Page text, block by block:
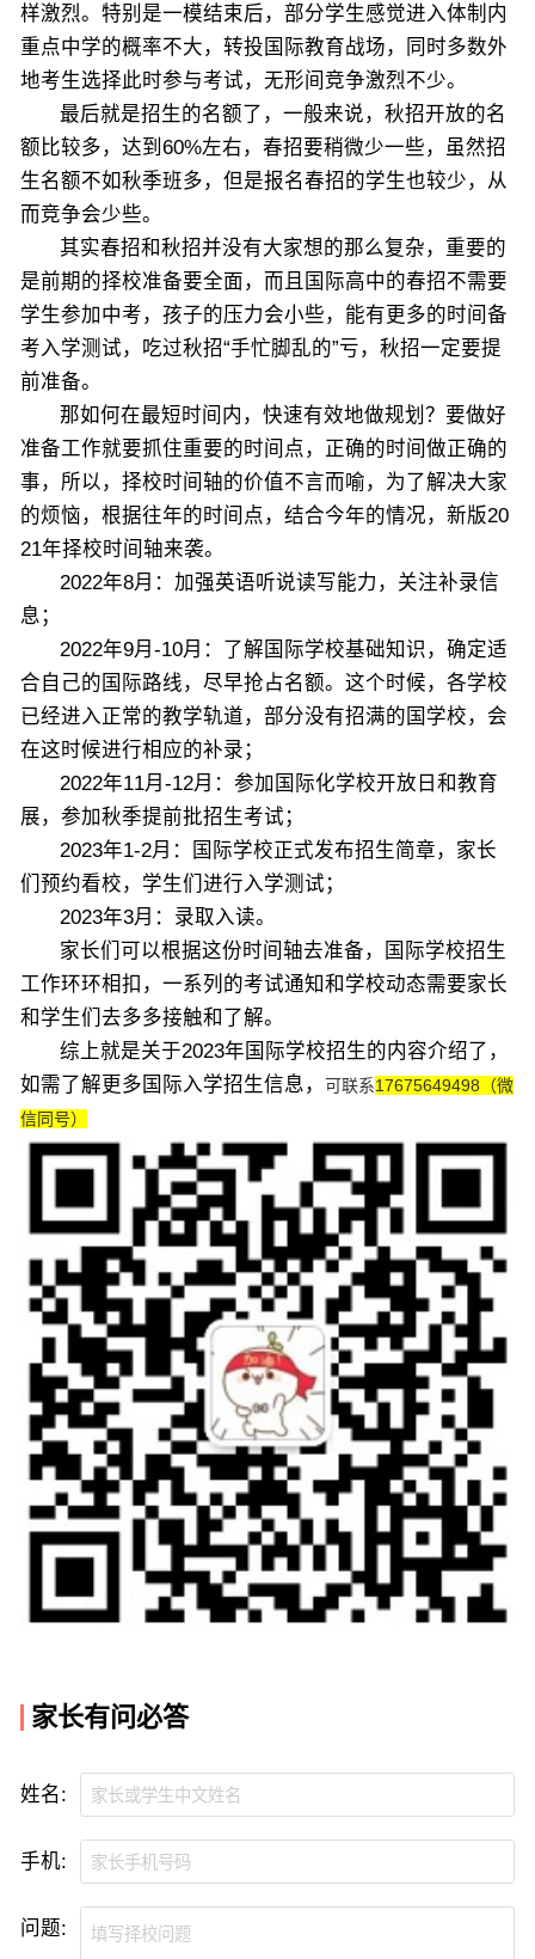
样激烈。特别是一模结束后，部分学生感觉进入体制内
重点中学的概率不大，转投国际教育战场，同时多数外
地考生选择此时参与考试，无形间竞争激烈不少。
最后就是招生的名额了，一般来说，秋招开放的名
额比较多，达到60%左右，春招要稍微少一些，虽然招
生名额不如秋季班多，但是报名春招的学生也较少，从
而竞争会少些。
其实春招和秋招并没有大家想的那么复杂，重要的
是前期的择校准备要全面，而且国际高中的春招不需要
学生参加中考，孩子的压力会小些，能有更多的时间备
考入学测试，吃过秋招“手忙脚乱的”亏，秋招一定要提
前准备。
那如何在最短时间内，快速有效地做规划？要做好
准备工作就要抓住重要的时间点，正确的时间做正确的
事，所以，择校时间轴的价值不言而喻，为了解决大家
的烦恼，根据往年的时间点，结合今年的情况，新版20
21年择校时间轴来袭。
2022年8月：加强英语听说读写能力，关注补录信
息；
2022年9月-10月：了解国际学校基础知识，确定适
合自己的国际路线，尽早抢占名额。这个时候，各学校
已经进入正常的教学轨道，部分没有招满的国学校，会
在这时候进行相应的补录；
2022年11月-12月：参加国际化学校开放日和教育
展，参加秋季提前批招生考试；
2023年1-2月：国际学校正式发布招生简章，家长
们预约看校，学生们进行入学测试；
2023年3月：录取入读。
家长们可以根据这份时间轴去准备，
国际学校招生
工作环环相扣，一系列的考试通知和学校动态需要家长
和学生们去多多接触和了解。
综上就是关于2023年国际学校招生的内容介绍了，
如需了解更多国际入学招生信息，
可联系17675649498（微
信同号）
家长有问必答
姓名:
手机:
问题: